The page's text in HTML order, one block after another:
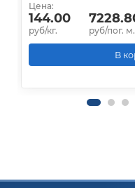
Цена:
144.00
руб/кг. руб/пог. м.
В